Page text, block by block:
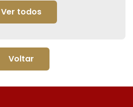
Ver todos
Voltar